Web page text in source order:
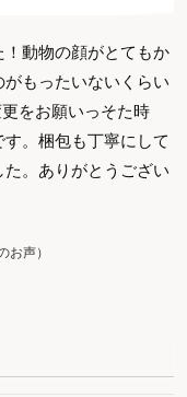
動物の顔がとてもか
もったいないくらい
をお願いっそた時
。梱包も丁寧にして
。ありがとうござい
お声）